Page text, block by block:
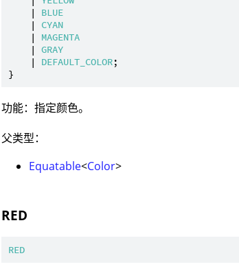
    |
BLUE
    |
CYAN
    |
MAGENTA
    |
GRAY
    |
DEFAULT_COLOR;
功能：指定颜色。
父类型：
Equatable<Color>
RED
RED